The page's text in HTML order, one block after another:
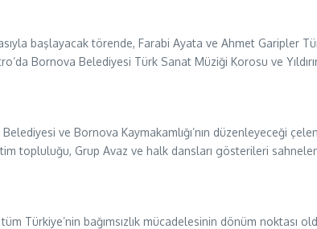
başlayacak törende, Farabi Ayata ve Ahmet Garipler
Bornova Belediyesi Türk Sanat Müziği Korosu ve
ve Bornova Kaymakamlığı’nın düzenleyeceği
topluluğu, Grup Avaz ve halk dansları gösterileri
Türkiye’nin bağımsızlık mücadelesinin dönüm